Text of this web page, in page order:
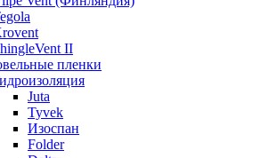
II
пленки
Juta
Tyvek
Изоспан
Folder